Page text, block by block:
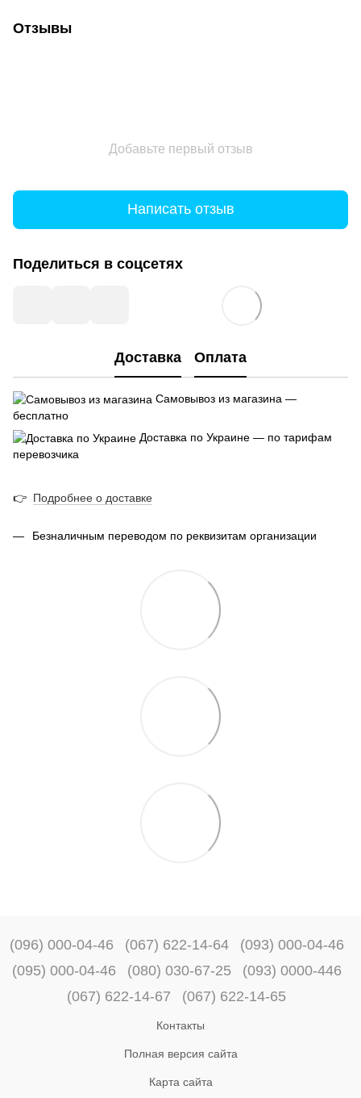
Отзывы
Добавьте первый отзыв
Написать отзыв
Поделиться в соцсетях
Доставка Оплата
Самовывоз из магазина —
бесплатно
Доставка по Украине — по тарифам
перевозчика
👉 Подробнее о доставке
Безналичным переводом по реквизитам организации
(096) 000-04-46 (067) 622-14-64
(093) 000-04-46
(095) 000-04-46
(080) 030-67-25
(093) 0000-446
(067) 622-14-67
(067) 622-14-65
Контакты
Полная версия сайта
Карта сайта